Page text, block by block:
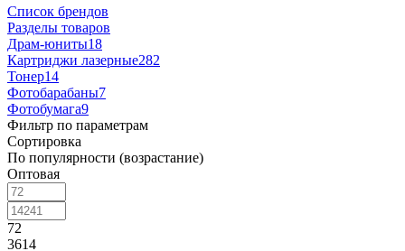
Список брендов
Разделы товаров
Драм-юниты18
Картриджи лазерные282
Тонер14
Фотобарабаны7
Фотобумага9
Фильтр по параметрам
Сортировка
По популярности (возрастание)
Оптовая
72
3614